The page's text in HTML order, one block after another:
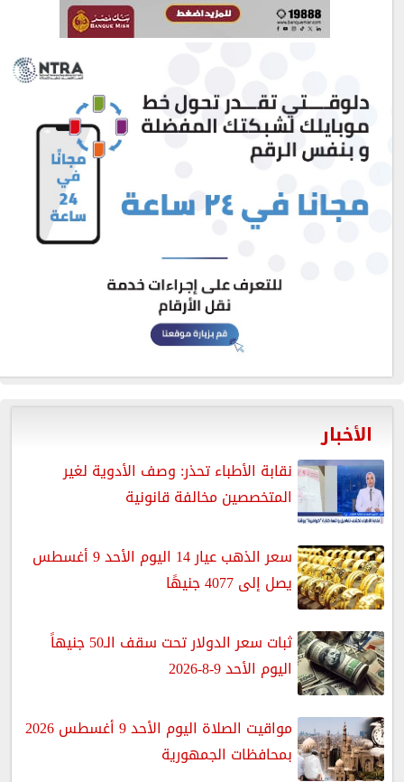
الأخبار
نقابة الأطباء تحذر: وصف الأدوية لغير
المتخصصين مخالفة قانونية
سعر الذهب عيار 14 اليوم الأحد 9 أغسطس
يصل إلى 4077 جنيهًا
ثبات سعر الدولار تحت سقف الـ50 جنيهاً
اليوم الأحد 9-8-2026
مواقيت الصلاة اليوم الأحد 9 أغسطس 2026
بمحافظات الجمهورية